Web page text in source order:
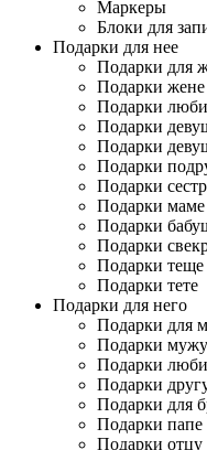
Маркеры
Блоки для
Подарки для нее
Подарки для
Подарки жене
Подарки
Подарки
Подарки
Подарки
Подарки
Подарки маме
Подарки
Подарки
Подарки теще
Подарки тете
Подарки для него
Подарки для
Подарки мужу
Подарки
Подарки
Подарки для
Подарки папе
Подарки отцу